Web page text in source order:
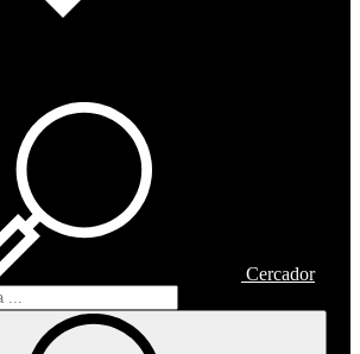
Cercador